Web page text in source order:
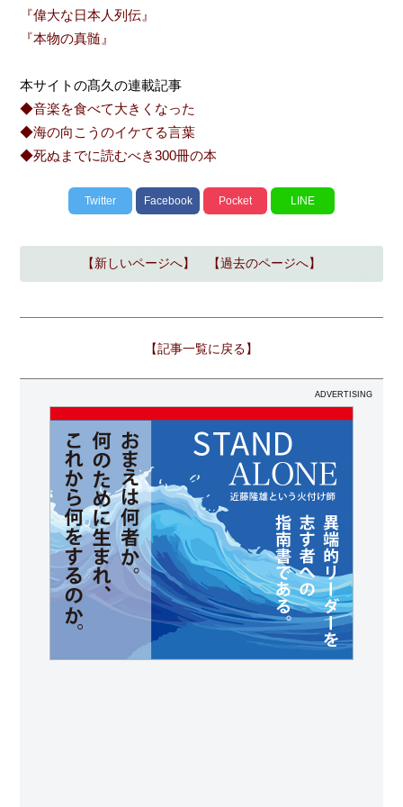
『偉大な日本人列伝』
『本物の真髄』
本サイトの髙久の連載記事
◆音楽を食べて大きくなった
◆海の向こうのイケてる言葉
◆死ぬまでに読むべき300冊の本
Twitter Facebook Pocket LINE
【新しいページへ】 【過去のページへ】
【記事一覧に戻る】
ADVERTISING